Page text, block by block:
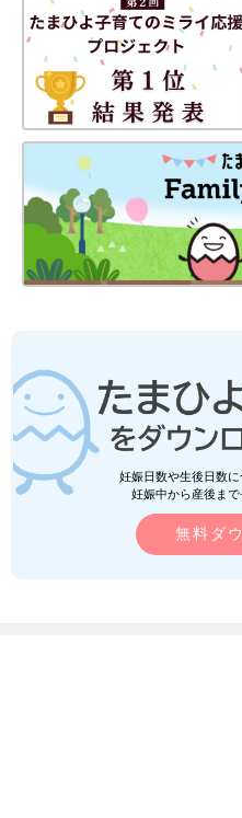
妊娠日数や生後日数
妊娠中から産後ま
無料ダ